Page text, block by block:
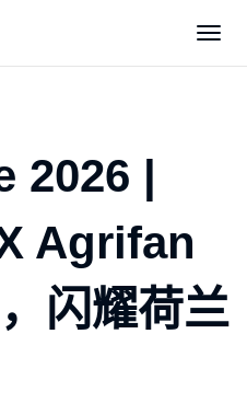
2026 |
Agrifan
闪耀荷兰